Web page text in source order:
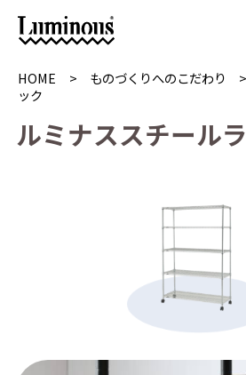
HOME ものづくりへのこだわり
ック
ルミナススチールラ